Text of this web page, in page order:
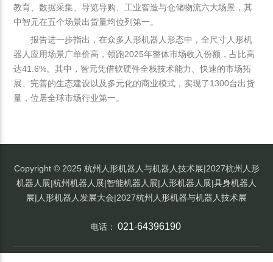
教育、数据采集、导览导购、工业智造与仓储物流六大场景，其
中智元在五个场景出货量均位列第一。
报告进一步指出，在众多人形机器人形态中，全尺寸人形机
器人应用场景广单价高，领跑2025年整体市场收入份额，占比高
达41.6%。其中，智元凭借软硬件全栈技术能力、快速的市场拓
展、完善的生态建设以及多元化的商业模式，实现了1300台出货
量，位居全球市场行业第一。
Copyright © 2025 杭州人形机器人与机器人技术展|2027杭州人形
机器人展|杭州机器人展|智能机器人展|人形机器人展|具身机器人
展|人形机器人发展大会|2027杭州人形机器与机器人技术展
电话： 021-64396190